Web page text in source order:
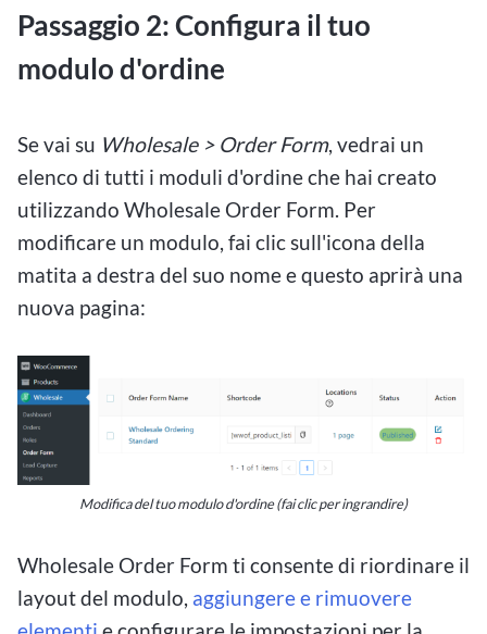
Passaggio 2: Configura il tuo
modulo d'ordine
Se vai su Wholesale > Order Form, vedrai un
elenco di tutti i moduli d'ordine che hai creato
utilizzando Wholesale Order Form. Per
modificare un modulo, fai clic sull'icona della
matita a destra del suo nome e questo aprirà una
nuova pagina:
Modifica del tuo modulo d'ordine (fai clic per ingrandire)
Wholesale Order Form ti consente di riordinare il
layout del modulo, aggiungere e rimuovere